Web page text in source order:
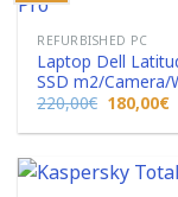
REFURBISHED PC
Laptop Dell
SSD m2/Camera/
220,00€ Original
price
was:
180,00€Η